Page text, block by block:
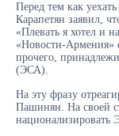
Перед тем как
Карапетян заявил,
«Плевать я хотел и
«Новости-Армения»
прочего,
(ЭСА).
На эту фразу
Пашинян. На своей
национализировать